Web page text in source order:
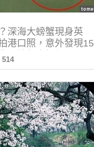
深海大螃蟹現身英
港口照，意外發現15
！該怎麼解釋？
514